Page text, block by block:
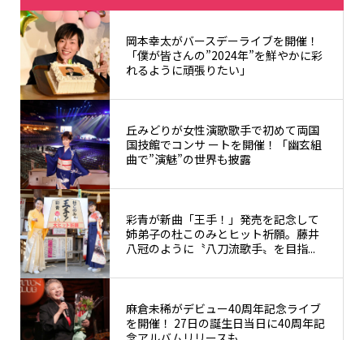
岡本幸太がバースデーライブを開催！
「僕が皆さんの”2024年”を鮮やかに彩
れるように頑張りたい」
丘みどりが女性演歌歌手で初めて両国
国技館でコンサ ートを開催！「幽玄組
曲で”演魅”の世界も披露
彩青が新曲「王手！」発売を記念して
姉弟子の杜このみとヒット祈願。藤井
八冠のように〝八刀流歌手〟を目指...
麻倉未稀がデビュー40周年記念ライブ
を開催！ 27日の誕生日当日に40周年記